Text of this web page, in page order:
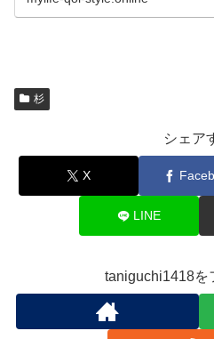
杉
シェア
X
LINE
taniguchi1418を